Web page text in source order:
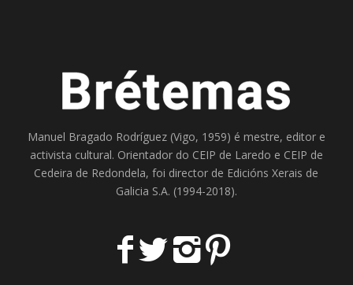
Manuel Bragado Rodríguez (Vigo, 1959) é mestre, editor e
activista cultural. Orientador do CEIP de Laredo e CEIP de
Cedeira de Redondela, foi director de Edicións Xerais de
Galicia S.A. (1994-2018).